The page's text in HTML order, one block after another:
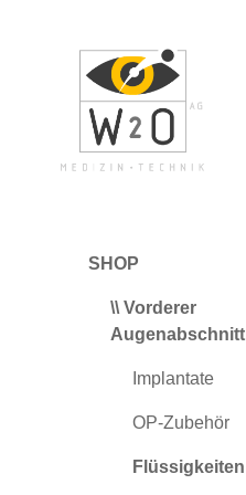
SHOP
\\ Vorderer
Augenabschnitt
Implantate
OP-Zubehör
Flüssigkeiten